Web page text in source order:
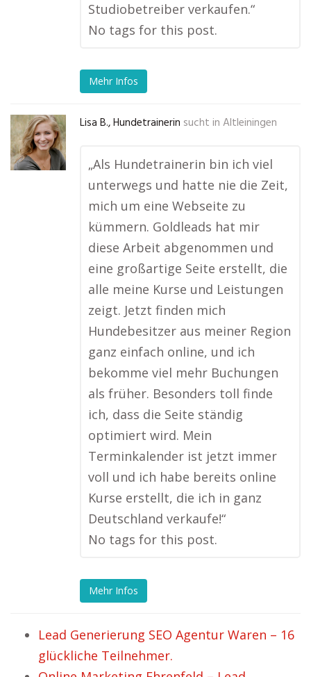
Studiobetreiber verkaufen.“
No tags for this post.
Mehr Infos
Lisa B., Hundetrainerin sucht in Altleiningen
„Als Hundetrainerin bin ich viel
unterwegs und hatte nie die Zeit,
mich um eine Webseite zu
kümmern. Goldleads hat mir
diese Arbeit abgenommen und
eine großartige Seite erstellt, die
alle meine Kurse und Leistungen
zeigt. Jetzt finden mich
Hundebesitzer aus meiner Region
ganz einfach online, und ich
bekomme viel mehr Buchungen
als früher. Besonders toll finde
ich, dass die Seite ständig
optimiert wird. Mein
Terminkalender ist jetzt immer
voll und ich habe bereits online
Kurse erstellt, die ich in ganz
Deutschland verkaufe!“
No tags for this post.
Mehr Infos
Lead Generierung SEO Agentur Waren – 16
glückliche Teilnehmer.